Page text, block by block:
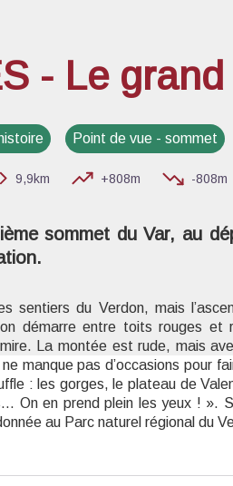
- Le
Point de vue - sommet
9,9km +808m -808m
sommet du Var, au
sentiers du Verdon, mais
démarre entre toits rouges et
La montée est rude, mais
manque pas d’occasions pour
: les gorges, le plateau de
On en prend plein les yeux ! ».
au Parc naturel régional du